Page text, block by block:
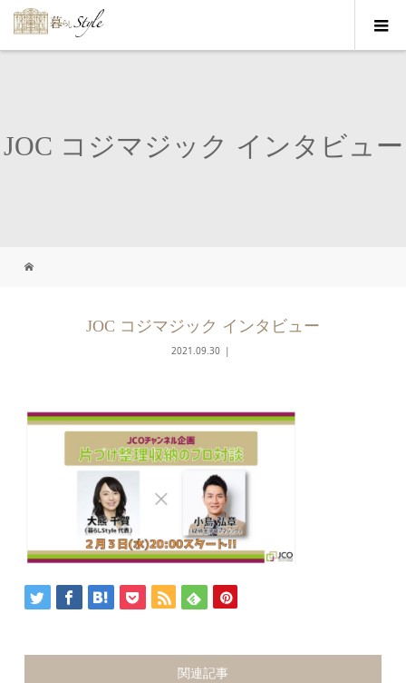
JOC コジマジック インタビュー
JOC コジマジック インタビュー
2021.09.30
関連記事